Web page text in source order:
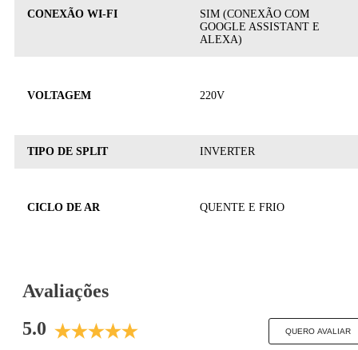
CONEXÃO WI-FI
SIM (CONEXÃO COM
GOOGLE ASSISTANT E
ALEXA)
VOLTAGEM 220V
TIPO DE SPLIT INVERTER
CICLO DE AR QUENTE E FRIO
Avaliações
5.0
QUERO AVALIAR